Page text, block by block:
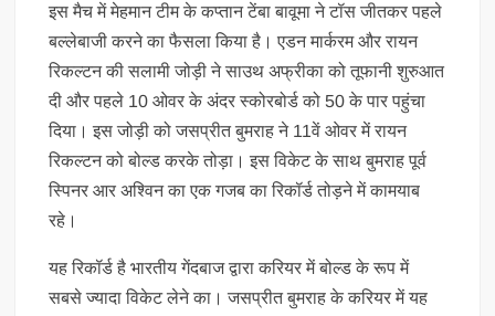
इस मैच में मेहमान टीम के कप्तान टेंबा बावूमा ने टॉस जीतकर पहले
बल्लेबाजी करने का फैसला किया है। एडन मार्करम और रायन
रिकल्टन की सलामी जोड़ी ने साउथ अफ्रीका को तूफानी शुरुआत
दी और पहले 10 ओवर के अंदर स्कोरबोर्ड को 50 के पार पहुंचा
दिया। इस जोड़ी को जसप्रीत बुमराह ने 11वें ओवर में रायन
रिकल्टन को बोल्ड करके तोड़ा। इस विकेट के साथ बुमराह पूर्व
स्पिनर आर अश्विन का एक गजब का रिकॉर्ड तोड़ने में कामयाब
रहे।
यह रिकॉर्ड है भारतीय गेंदबाज द्वारा करियर में बोल्ड के रूप में
सबसे ज्यादा विकेट लेने का। जसप्रीत बुमराह के करियर में यह